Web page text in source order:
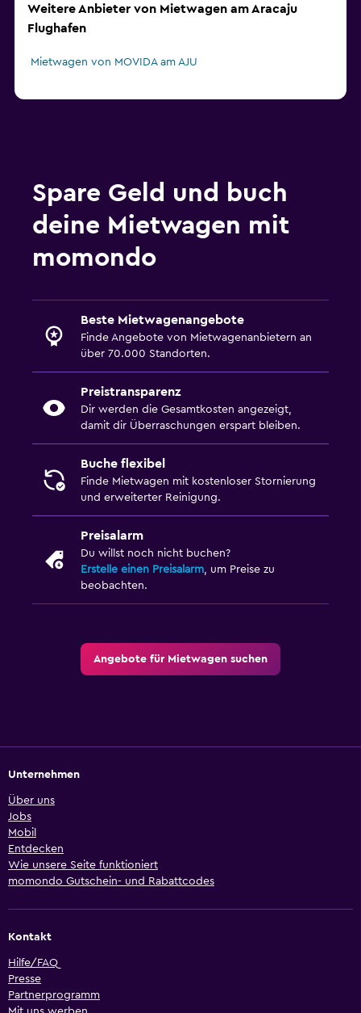
Weitere Anbieter von Mietwagen am Aracaju
Flughafen
Mietwagen von MOVIDA am AJU
Spare Geld und buch
deine Mietwagen mit
momondo
Beste Mietwagenangebote
Finde Angebote von Mietwagenanbietern an
über 70.000 Standorten.
Preistransparenz
Dir werden die Gesamtkosten angezeigt,
damit dir Überraschungen erspart bleiben.
Buche flexibel
Finde Mietwagen mit kostenloser Stornierung
und erweiterter Reinigung.
Preisalarm
Du willst noch nicht buchen?
Erstelle einen Preisalarm, um Preise zu
beobachten.
Angebote für Mietwagen suchen
Unternehmen
Über uns
Jobs
Mobil
Entdecken
Wie unsere Seite funktioniert
momondo Gutschein- und Rabattcodes
Kontakt
Hilfe/FAQ
Presse
Partnerprogramm